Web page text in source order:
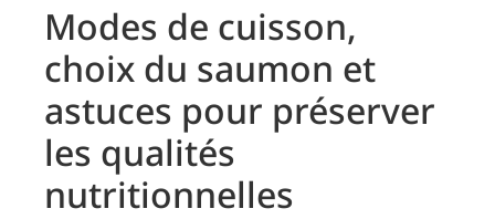
Modes de cuisson,
choix du saumon et
astuces pour préserver
les qualités
nutritionnelles